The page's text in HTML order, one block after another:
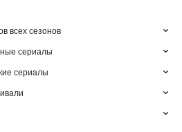
всех сезонов
сериалы
сериалы